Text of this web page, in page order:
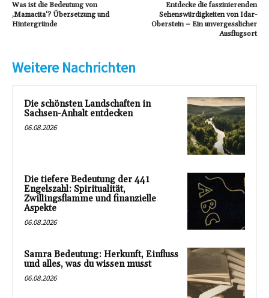
Was ist die Bedeutung von
‚Mamacita‘? Übersetzung und
Hintergründe
Entdecke die faszinierenden
Sehenswürdigkeiten von Idar-
Oberstein – Ein unvergesslicher
Ausflugsort
Weitere Nachrichten
Die schönsten Landschaften in
Sachsen-Anhalt entdecken
06.08.2026
Die tiefere Bedeutung der 441
Engelszahl: Spiritualität,
Zwillingsflamme und finanzielle
Aspekte
06.08.2026
Samra Bedeutung: Herkunft, Einfluss
und alles, was du wissen musst
06.08.2026